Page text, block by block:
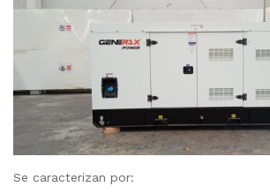
Se caracterizan por: